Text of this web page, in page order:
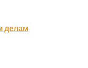
делам